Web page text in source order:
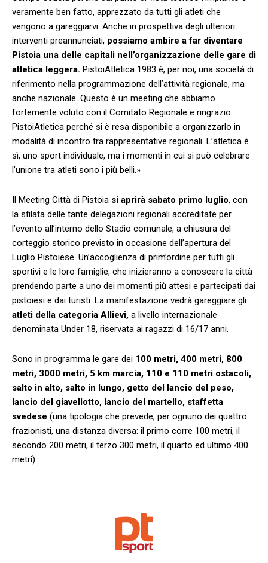
veramente ben fatto, apprezzato da tutti gli atleti che
vengono a gareggiarvi. Anche in prospettiva degli ulteriori
interventi preannunciati, possiamo ambire a far diventare
Pistoia una delle capitali nell’organizzazione delle gare di
atletica leggera. PistoiAtletica 1983 è, per noi, una società di
riferimento nella programmazione dell’attività regionale, ma
anche nazionale. Questo è un meeting che abbiamo
fortemente voluto con il Comitato Regionale e ringrazio
PistoiAtletica perché si è resa disponibile a organizzarlo in
modalità di incontro tra rappresentative regionali. L’atletica è
sì, uno sport individuale, ma i momenti in cui si può celebrare
l’unione tra atleti sono i più belli.»
Il Meeting Città di Pistoia si aprirà sabato primo luglio, con
la sfilata delle tante delegazioni regionali accreditate per
l’evento all’interno dello Stadio comunale, a chiusura del
corteggio storico previsto in occasione dell’apertura del
Luglio Pistoiese. Un’accoglienza di prim’ordine per tutti gli
sportivi e le loro famiglie, che inizieranno a conoscere la città
prendendo parte a uno dei momenti più attesi e partecipati dai
pistoiesi e dai turisti. La manifestazione vedrà gareggiare gli
atleti della categoria Allievi, a livello internazionale
denominata Under 18, riservata ai ragazzi di 16/17 anni.
Sono in programma le gare dei 100 metri, 400 metri, 800
metri, 3000 metri, 5 km marcia, 110 e 110 metri ostacoli,
salto in alto, salto in lungo, getto del lancio del peso,
lancio del giavellotto, lancio del martello, staffetta
svedese (una tipologia che prevede, per ognuno dei quattro
frazionisti, una distanza diversa: il primo corre 100 metri, il
secondo 200 metri, il terzo 300 metri, il quarto ed ultimo 400
metri).